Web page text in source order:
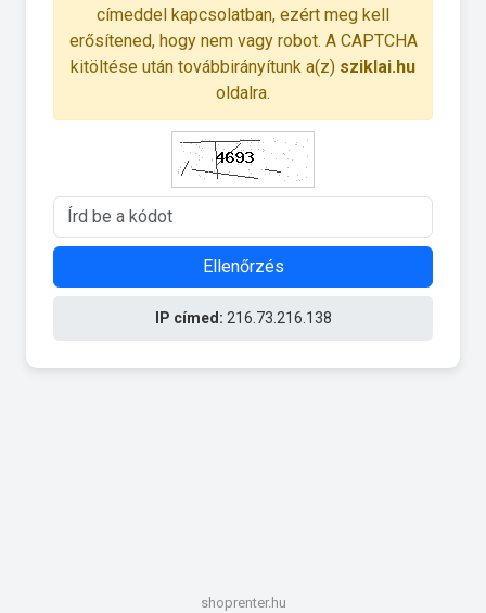
címeddel kapcsolatban, ezért meg kell
erősítened, hogy nem vagy robot. A CAPTCHA
kitöltése után továbbirányítunk a(z) sziklai.hu
oldalra.
Ellenőrzés
IP címed: 216.73.216.138
shoprenter.hu